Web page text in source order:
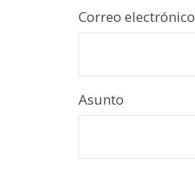
Correo electrónico
Asunto